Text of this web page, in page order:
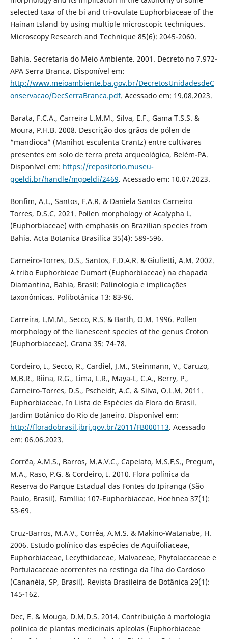
selected taxa of the bi and tri-ovulate Euphorbiaceae of the
Hainan Island by using multiple microscopic techniques.
Microscopy Research and Technique 85(6): 2045-2060.
Bahia. Secretaria do Meio Ambiente. 2001. Decreto no 7.972-
APA Serra Branca. Disponível em:
http://www.meioambiente.ba.gov.br/DecretosUnidadesdeC
onservacao/DecSerraBranca.pdf. Acessado em: 19.08.2023.
Barata, F.C.A., Carreira L.M.M., Silva, E.F., Gama T.S.S. &
Moura, P.H.B. 2008. Descrição dos grãos de pólen de
“mandioca” (Manihot esculenta Crantz) entre cultivares
presentes em solo de terra preta arqueológica, Belém-PA.
Disponível em: https://repositorio.museu-
goeldi.br/handle/mgoeldi/2469. Acessado em: 10.07.2023.
Bonfim, A.L., Santos, F.A.R. & Daniela Santos Carneiro
Torres, D.S.C. 2021. Pollen morphology of Acalypha L.
(Euphorbiaceae) with emphasis on Brazilian species from
Bahia. Acta Botanica Brasilica 35(4): 589-596.
Carneiro-Torres, D.S., Santos, F.D.A.R. & Giulietti, A.M. 2002.
A tribo Euphorbieae Dumort (Euphorbiaceae) na chapada
Diamantina, Bahia, Brasil: Palinologia e implicações
taxonômicas. Polibotánica 13: 83-96.
Carreira, L.M.M., Secco, R.S. & Barth, O.M. 1996. Pollen
morphology of the lianescent species of the genus Croton
(Euphorbiaceae). Grana 35: 74-78.
Cordeiro, I., Secco, R., Cardiel, J.M., Steinmann, V., Caruzo,
M.B.R., Riina, R.G., Lima, L.R., Maya-L, C.A., Berry, P.,
Carneiro-Torres, D.S., Pscheidt, A.C. & Silva, O.L.M. 2011.
Euphorbiaceae. In Lista de Espécies da Flora do Brasil.
Jardim Botânico do Rio de Janeiro. Disponível em:
http://floradobrasil.jbrj.gov.br/2011/FB000113. Acessado
em: 06.06.2023.
Corrêa, A.M.S., Barros, M.A.V.C., Capelato, M.S.F.S., Pregum,
M.A., Raso, P.G. & Cordeiro, I. 2010. Flora polínica da
Reserva do Parque Estadual das Fontes do Ipiranga (São
Paulo, Brasil). Família: 107-Euphorbiaceae. Hoehnea 37(1):
53-69.
Cruz-Barros, M.A.V., Corrêa, A.M.S. & Makino-Watanabe, H.
2006. Estudo polínico das espécies de Aquifoliaceae,
Euphorbiaceae, Lecythidaceae, Malvaceae, Phytolaccaceae e
Portulacaceae ocorrentes na restinga da Ilha do Cardoso
(Cananéia, SP, Brasil). Revista Brasileira de Botânica 29(1):
145-162.
Dec, E. & Mouga, D.M.D.S. 2014. Contribuição à morfologia
polínica de plantas medicinais apícolas (Euphorbiaceae